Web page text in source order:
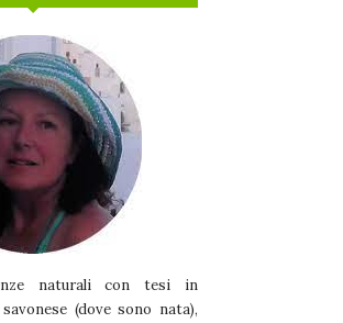
naturali con tesi in
(dove sono nata),